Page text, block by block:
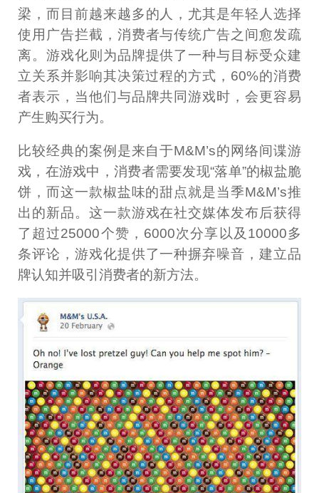
梁，而目前越来越多的人，尤其是年轻人选择
使用广告拦截，消费者与传统广告之间愈发疏
离。游戏化则为品牌提供了一种与目标受众建
立关系并影响其决策过程的方式，60%的消费
者表示，当他们与品牌共同游戏时，会更容易
产生购买行为。
比较经典的案例是来自于M&M’s的网络间谍游
戏，在游戏中，消费者需要发现“落单”的椒盐脆
饼，而这一款椒盐味的甜点就是当季M&M’s推
出的新品。这一款游戏在社交媒体发布后获得
了超过25000个赞，6000次分享以及10000多
条评论，游戏化提供了一种摒弃噪音，建立品
牌认知并吸引消费者的新方法。